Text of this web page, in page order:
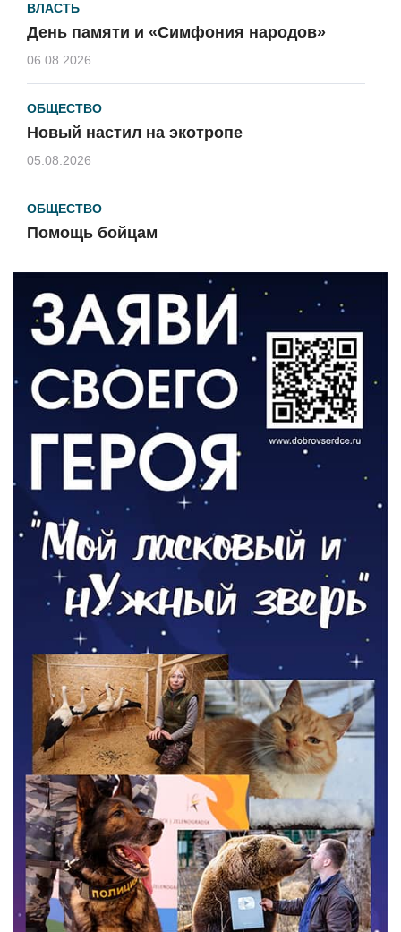
ВЛАСТЬ
День памяти и «Симфония народов»
06.08.2026
ОБЩЕСТВО
Новый настил на экотропе
05.08.2026
ОБЩЕСТВО
Помощь бойцам
ВЛАСТЬ
«Второй старт» для ветеранов СВО
РАЗЪЯСНЯЕМ
Контракт с новой выплатой
05.08.2026